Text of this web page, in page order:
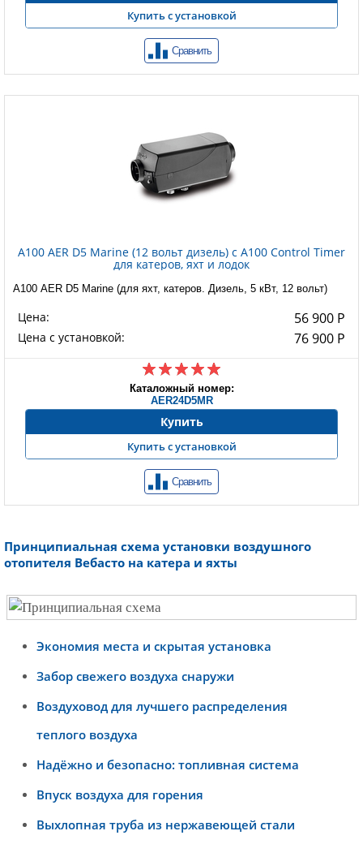
Купить с установкой
Сравнить
А100 AER D5 Marine (12 вольт дизель) с A100 Control Timer
для катеров, яхт и лодок
А100 AER D5 Marine (для яхт, катеров. Дизель, 5 кВт, 12 вольт)
Цена: 56 900 Р
Цена с установкой: 76 900 Р
Каталожный номер:
AER24D5MR
Купить
Купить с установкой
Сравнить
Принципиальная схема установки воздушного
отопителя Вебасто на катера и яхты
Экономия места и скрытая установка
Забор свежего воздуха снаружи
Воздуховод для лучшего распределения
теплого воздуха
Надёжно и безопасно: топливная система
Впуск воздуха для горения
Выхлопная труба из нержавеющей стали